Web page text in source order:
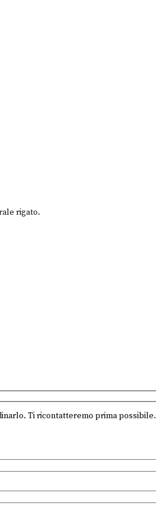
rigato.
Ti ricontatteremo prima possibile.